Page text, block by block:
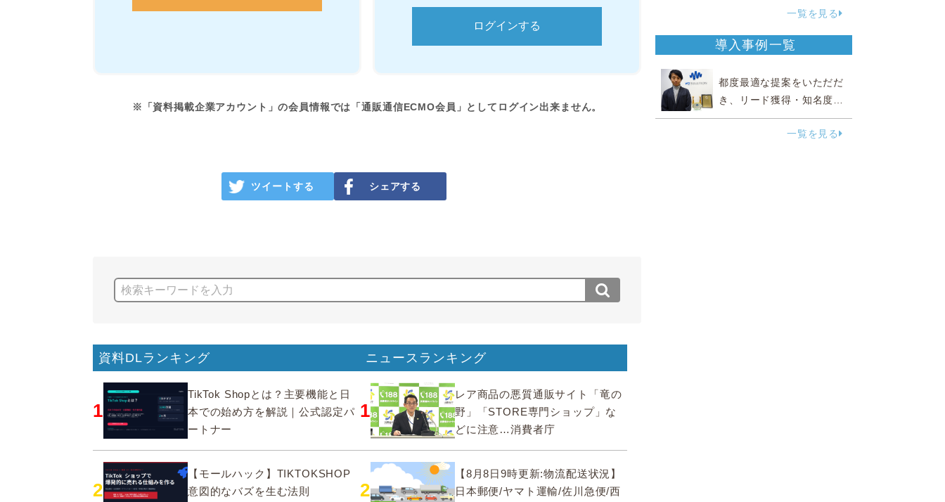
※「資料掲載企業アカウント」の会員情報では「通販通信ECMO会員」としてログイン出来ません。
ツイートする シェアする
資料DLランキング
1
TikTok Shopとは？主要機能と日
本での始め方を解説｜公式認定パ
ートナー
2
【モールハック】TIKTOKSHOP
意図的なバズを生む法則
ニュースランキング
1
レア商品の悪質通販サイト「竜の
野」「STORE専門ショップ」な
どに注意…消費者庁
2
【8月8日9時更新:物流配送状況】
日本郵便/ヤマト運輸/佐川急便/西
一覧を見る
導入事例一覧
都度最適な提案をいただだ
き、リード獲得・知名度向
上に効果実感
一覧を見る